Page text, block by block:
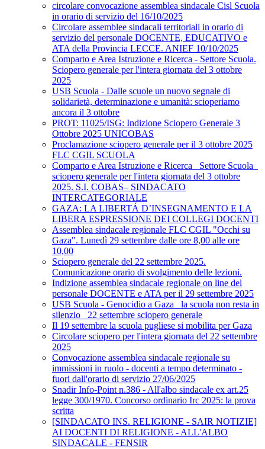
circolare convocazione assemblea sindacale Cisl Scuola
in orario di servizio del 16/10/2025
Circolare assemblee sindacali territoriali in orario di
servizio del personale DOCENTE, EDUCATIVO e
ATA della Provincia LECCE. ANIEF 10/10/2025
Comparto e Area Istruzione e Ricerca - Settore Scuola.
Sciopero generale per l'intera giornata del 3 ottobre
2025
USB Scuola - Dalle scuole un nuovo segnale di
solidarietà, determinazione e umanità: scioperiamo
ancora il 3 ottobre
PROT: 11025/ISG: Indizione Sciopero Generale 3
Ottobre 2025 UNICOBAS
Proclamazione sciopero generale per il 3 ottobre 2025
FLC CGIL SCUOLA
Comparto e Area Istruzione e Ricerca_ Settore Scuola_
sciopero generale per l'intera giornata del 3 ottobre
2025. S.I. COBAS– SINDACATO
INTERCATEGORIALE
GAZA: LA LIBERTÁ D’INSEGNAMENTO E LA
LIBERA ESPRESSIONE DEI COLLEGI DOCENTI
Assemblea sindacale regionale FLC CGIL "Occhi su
Gaza". Lunedì 29 settembre dalle ore 8,00 alle ore
10,00
Sciopero generale del 22 settembre 2025.
Comunicazione orario di svolgimento delle lezioni.
Indizione assemblea sindacale regionale on line del
personale DOCENTE e ATA per il 29 settembre 2025
USB Scuola - Genocidio a Gaza_ la scuola non resta in
silenzio_ 22 settembre sciopero generale
Il 19 settembre la scuola pugliese si mobilita per Gaza
Circolare sciopero per l'intera giornata del 22 settembre
2025
Convocazione assemblea sindacale regionale su
immissioni in ruolo - docenti a tempo determinato -
fuori dall'orario di servizio 27/06/2025
Snadir Info-Point n.386 - All'albo sindacale ex art.25
legge 300/1970. Concorso ordinario Irc 2025: la prova
scritta
[SINDACATO INS. RELIGIONE - SAIR NOTIZIE]
AI DOCENTI DI RELIGIONE - ALL'ALBO
SINDACALE - FENSIR